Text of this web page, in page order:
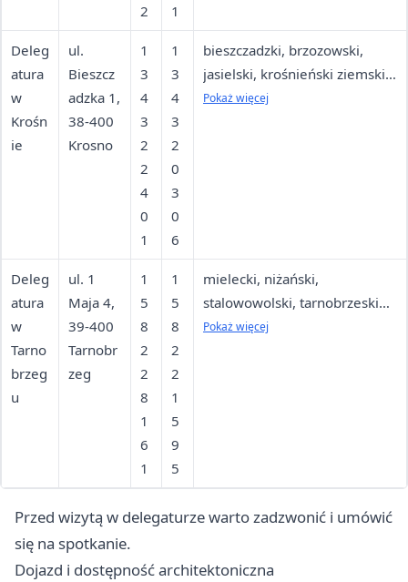
2
1
Deleg
atura
w
Krośn
ie
ul.
Bieszcz
adzka 1,
38-400
Krosno
1
3
4
3
2
2
4
0
1
1
3
4
3
2
0
3
0
6
bieszczadzki, brzozowski,
jasielski, krośnieński ziemski i
grodzki, sanocki, leski
Pokaż więcej
Deleg
atura
w
Tarno
brzeg
u
ul. 1
Maja 4,
39-400
Tarnobr
zeg
1
5
8
2
2
8
1
6
1
1
5
8
2
2
1
5
9
5
mielecki, niżański,
stalowowolski, tarnobrzeski
ziemski i grodzki
Pokaż więcej
Przed wizytą w delegaturze warto zadzwonić i umówić
się na spotkanie.
Dojazd i dostępność architektoniczna